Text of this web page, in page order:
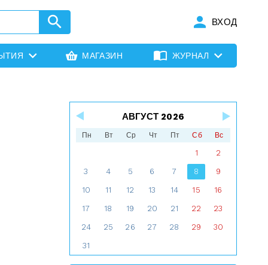
ВХОД
МАГАЗИН ЖУРНАЛ
АВГУСТ 2026
Пн Вт Ср Чт Пт Сб Вс
1 2
3 4 5 6 7 8 9
10 11 12 13 14 15 16
17 18 19 20 21 22 23
24 25 26 27 28 29 30
31